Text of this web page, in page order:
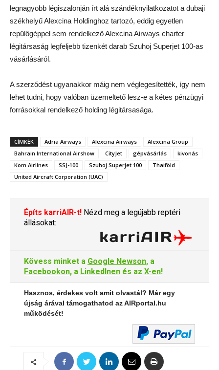
legnagyobb légiszalonján írt alá szándéknyilatkozatot a dubaji
székhelyű Alexcina Holdinghoz tartozó, eddig egyetlen
repülőgéppel sem rendelkező Alexcina Airways charter
légitársaság legfeljebb tizenkét darab Szuhoj Superjet 100-as
vásárlásáról.
A szerződést ugyanakkor máig nem véglegesítették, így nem
lehet tudni, hogy valóban üzemeltető lesz-e a kétes pénzügyi
forrásokkal rendelkező holding légitársasága.
CÍMKÉK Adria Airways Alexcina Airways
Alexcina Group
Bahrain International Airshow
CityJet gépvásárlás
kivonás
Kom Airlines
SSJ-100 Szuhoj Superjet 100
Thaiföld
United Aircraft Corporation (UAC)
Építs karriAIR-t! Nézd meg a legújabb reptéri
állásokat:
Kövess minket a Google Newson, a
Facebookon, a LinkedInen és az X-en!
Hasznos, érdekes volt amit olvastál? Már egy
újság árával támogathatod az AIRportal.hu
működését!